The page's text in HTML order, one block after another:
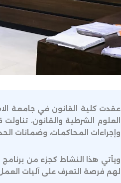
عقدت كلية القانون في جامعة
العلوم الشرطية والقانون،
وإجراءات المحاكمات، وضمانات
ويأتي هذا النشاط كجزء من
لهم فرصة التعرف على آليات